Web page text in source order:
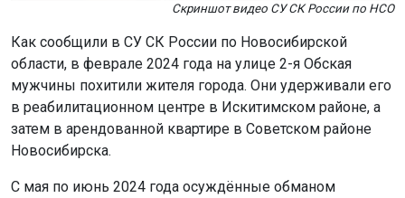
Скриншот видео СУ СК России по НСО
Как сообщили в СУ СК России по Новосибирской
области, в феврале 2024 года на улице 2-я Обская
мужчины похитили жителя города. Они удерживали его
в реабилитационном центре в Искитимском районе, а
затем в арендованной квартире в Советском районе
Новосибирска.
С мая по июнь 2024 года осуждённые обманом